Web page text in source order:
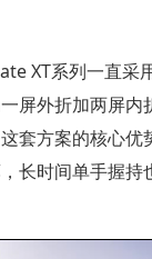
XT系列一直采
屏外折加两屏内
套方案的核心优
长时间单手握持